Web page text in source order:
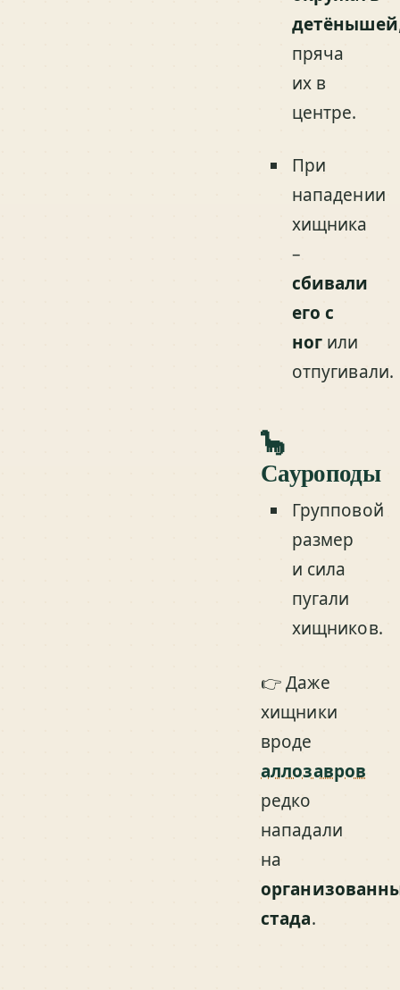
детёнышей
пряча
их в
центре.
При
нападении
хищника
–
сбивали
его с
ног или
отпугивали.
🦕
Сауроподы
Групповой
размер
и сила
пугали
хищников.
👉 Даже
хищники
вроде
аллозавров
редко
нападали
на
стада.